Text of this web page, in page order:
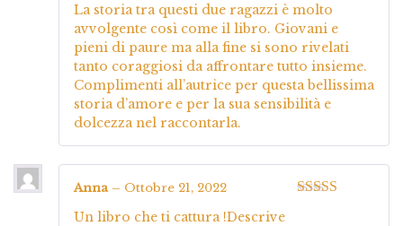
5
La storia tra questi due ragazzi è molto
avvolgente così come il libro. Giovani e
pieni di paure ma alla fine si sono rivelati
tanto coraggiosi da affrontare tutto insieme.
Complimenti all’autrice per questa bellissima
storia d’amore e per la sua sensibilità e
dolcezza nel raccontarla.
Anna – Ottobre 21, 2022
Un libro che ti cattura !Descrive